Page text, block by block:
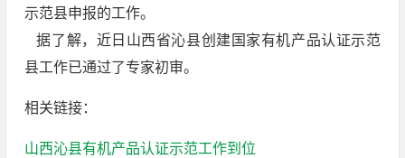
示范县申报的工作。
据了解，近日山西省沁县创建国家有机产品认证示范
县工作已通过了专家初审。
相关链接：
山西沁县有机产品认证示范工作到位